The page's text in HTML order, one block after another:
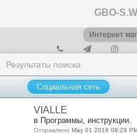
Интернет
Результаты поиска
Социальная сеть
VIALLE
в Программы, инструкции.
Отправлено May 01 2016 08:28